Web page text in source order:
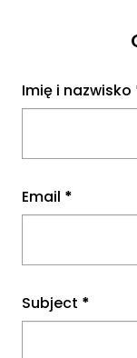
Imię i nazwisko
Email *
Subject *